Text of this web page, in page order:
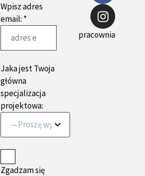
Wpisz adres
email: *
Jaka jest Twoja
główna
specjalizacja
projektowa:
—Proszę wybrać opcję—
Zgadzam się
pracownia